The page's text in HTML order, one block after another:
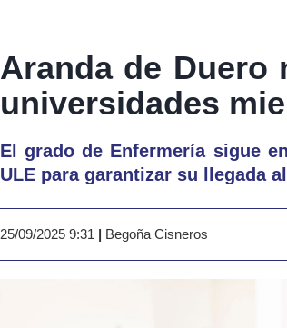
Aranda de Duero
universidades
El grado de Enfermería sigue
ULE para garantizar su llegada
25/09/2025 9:31 | Begoña Cisneros